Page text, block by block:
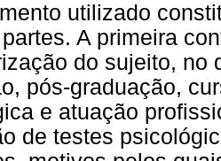
utilizado
A primeira
do sujeito, no
pós-graduação,
e atuação
de testes